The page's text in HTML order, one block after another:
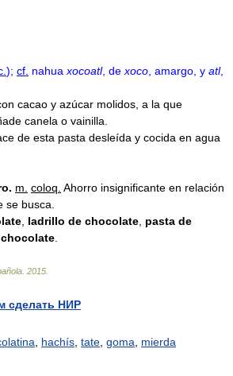
); cf. nahua xocoatl, de xoco , amargo, y atl,
cacao y azúcar molidos, a la que
canela o vainilla.
de esta pasta desleída y cocida en agua
m. coloq. Ahorro insignificante en relación
se busca.
ladrillo de chocolate pasta de
chocolate
2015
сделать НИР
hachís tate goma mierda